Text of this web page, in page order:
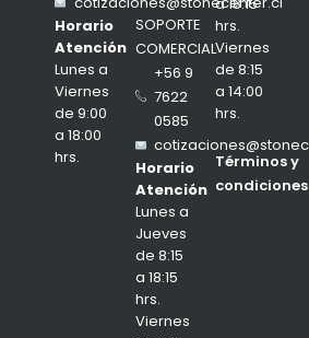
Horario
Atención
Lunes a
Viernes
de 9:00
a 18:00
hrs.
SOPORTE
COMERCIAL
+56 9
7622
0585
Horario
Atención
Lunes a
Jueves
de 8:15
a 18:15
hrs.
Viernes
hrs.
Viernes
de 8:15
a 14:00
hrs.
Términos y
condiciones